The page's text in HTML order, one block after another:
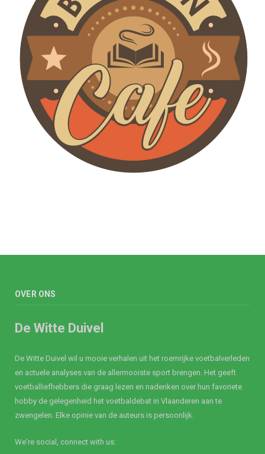
OVER ONS
De Witte Duivel
De Witte Duivel wil u mooie verhalen uit het roemrijke voetbalverleden
en actuele analyses van de allermooiste sport brengen. Het geeft
voetballiefhebbers die graag lezen en nadenken over hun favoriete
hobby de gelegenheid het voetbaldebat in Vlaanderen aan te
zwengelen. Elke opinie van de auteurs is persoonlijk.
We're social, connect with us: